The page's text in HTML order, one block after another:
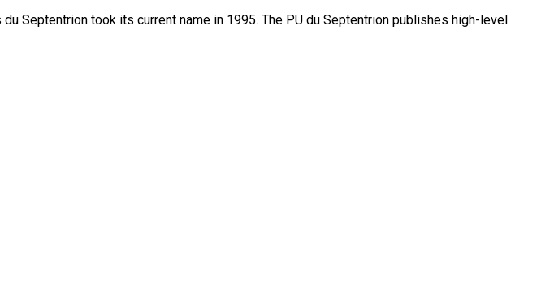
Septentrion took its current name in 1995. The PU du Septentrion publishes high-level